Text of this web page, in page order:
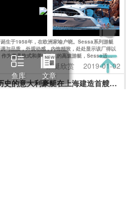
生于1958年，在欧洲家喻户晓。Sessa系列游艇
与品质，外观动感，内饰精致，处处显示该厂得以
为兼具欧式和美式优点的高速游艇，Sessa适合
今天的Sessa每年生产上千艘船艇，可谓是持续、
艇公司之一。
豪艇欣赏 2019-01-02
史的意大利豪艇在上海建造首艘游
鱼库 文章